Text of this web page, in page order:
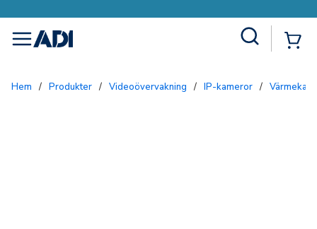
menu
Hem / Produkter / Videoövervakning / IP-kameror /